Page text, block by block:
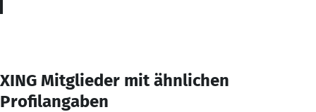
XING Mitglieder mit ähnlichen
Profilangaben